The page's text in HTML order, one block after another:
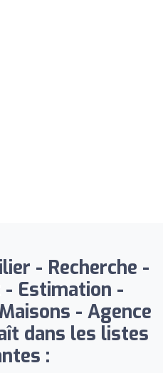
- Recherche -
- Estimation -
- Agence
dans les listes
: